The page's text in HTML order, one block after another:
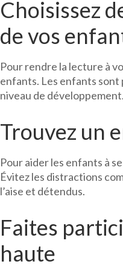
Choisissez
de vos
Pour rendre la lecture à
enfants. Les enfants sont
niveau de développement.
Trouvez un
Pour aider les enfants à
Évitez les distractions
l’aise et détendus.
Faites
haute